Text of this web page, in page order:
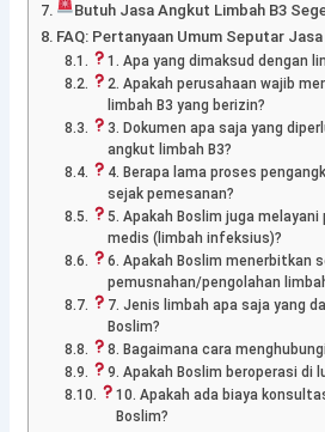
Butuh Jasa Angkut Limbah B3
FAQ: Pertanyaan Umum Seputar
1. Apa yang dimaksud dengan
2. Apakah perusahaan wajib
limbah B3 yang berizin?
3. Dokumen apa saja yang
angkut limbah B3?
4. Berapa lama proses
sejak pemesanan?
5. Apakah Boslim juga
medis (limbah infeksius)?
6. Apakah Boslim menerbitkan
pemusnahan/pengolahan
7. Jenis limbah apa saja yang
Boslim?
8. Bagaimana cara
9. Apakah Boslim beroperasi di
10. Apakah ada biaya
Boslim?